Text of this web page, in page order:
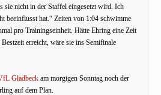
sie nicht in der Staffel eingesetzt wird. Ich
beeinflusst hat.“ Zeiten von 1:04 schwimme
pro Trainingseinheit. Hätte Ehring eine Zeit
erreicht, wäre sie ins Semifinale
Gladbeck am morgigen Sonntag noch der
auf dem Plan.